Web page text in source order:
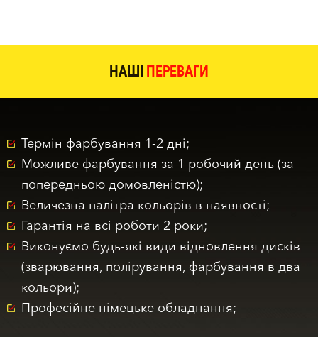
НАШІ ПЕРЕВАГИ
Термін фарбування 1-2 днi;
Можливе фарбування за 1 робочий день (за
попередньою домовленiстю);
Величезна палітра кольорів в наявності;
Гарантія на всі роботи 2 роки;
Виконуємо будь-які види відновлення дисків
(зварювання, полірування, фарбування в два
кольори);
Професійне німецьке обладнання;